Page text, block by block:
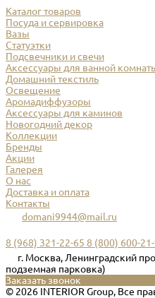
Каталог товаров
Посуда и сервировка
Вазы
Статуэтки
Подсвечники и свечи
Аксессуары для ванной
Домашний текстиль
Освещение
Аромадиффузоры
Аксессуары для каминов
Новогодний декор
Коллекции
Бренды
Акции
Галерея
О нас
Доставка и оплата
Контакты
domani9944@mail.ru
8 (968) 321-22-65 8 (800) 600-
г. Москва, Ленинградский
подземная парковка)
Заказать звонок
© 2026 INTERIOR Group, Все